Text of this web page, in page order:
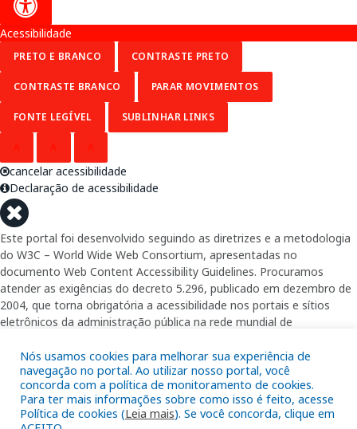
Nós usamos cookies para melhorar sua experiência de
navegação no portal. Ao utilizar nosso portal, você
concorda com a política de monitoramento de cookies.
Para ter mais informações sobre como isso é feito, acesse
Política de cookies (Leia mais). Se você concorda, clique em
Acessibilidade
PRETO E BRANCO CONTRASTE PRETO
CONTRASTE BRANCO PARAR MOVIMENTOS
FONTE LEGÍVEL SUBLINHAR LINKS
cancelar acessibilidade
Declaração de acessibilidade
Este portal foi desenvolvido seguindo as diretrizes e a metodologia
do W3C – World Wide Web Consortium, apresentadas no
documento Web Content Accessibility Guidelines. Procuramos
atender as exigências do decreto 5.296, publicado em dezembro de
2004, que torna obrigatória a acessibilidade nos portais e sítios
eletrônicos da administração pública na rede mundial de
garantindo-lhes o pleno acesso aos conteúdos disponíveis.
Além de validações automáticas, foram realizados testes em
diversos navegadores e através do utilitário de acesso a Internet do
DOSVOX, sistema operacional destinado deficientes visuais.